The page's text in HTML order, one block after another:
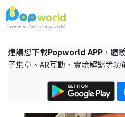
建議您下載Popworld APP ，體
子集章、AR互動、實境解謎等功